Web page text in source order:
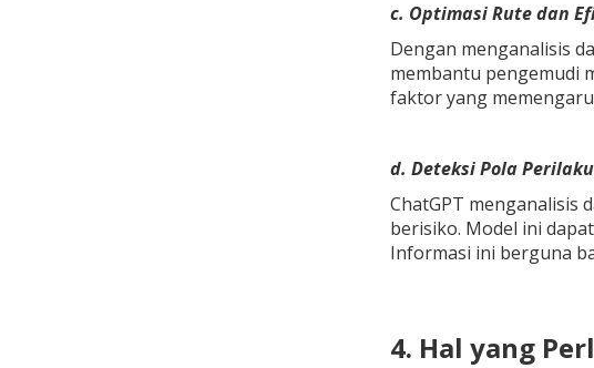
c. Optimasi Rute dan
Dengan menganalisis
membantu pengemudi
faktor yang
d. Deteksi Pola
ChatGPT menganalisis
berisiko. Model ini
Informasi ini berguna
4. Hal yang